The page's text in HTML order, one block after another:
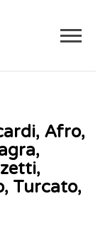
Afro,
Turcato,